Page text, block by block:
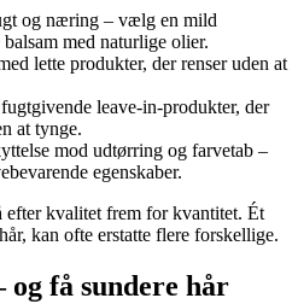
og næring – vælg en mild
med naturlige olier.
lette produkter, der renser uden at
leave-in-produkter, der
at tynge.
mod udtørring og farvetab –
egenskaber.
kvalitet frem for kvantitet. Ét
kan ofte erstatte flere forskellige.
og få sundere hår